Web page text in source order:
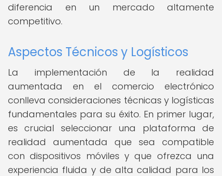
diferencia en un mercado altamente
competitivo.
Aspectos Técnicos y Logísticos
La implementación de la realidad
aumentada en el comercio electrónico
conlleva consideraciones técnicas y logísticas
fundamentales para su éxito. En primer lugar,
es crucial seleccionar una plataforma de
realidad aumentada que sea compatible
con dispositivos móviles y que ofrezca una
experiencia fluida y de alta calidad para los